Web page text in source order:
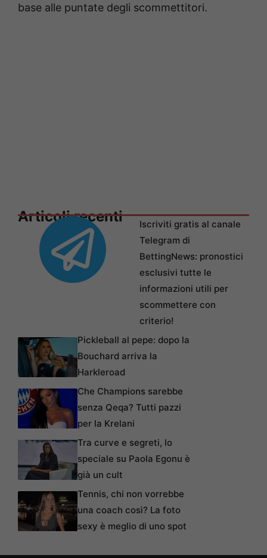
base alle puntate degli scommettitori.
Articoli recenti
Iscriviti gratis al canale
Telegram di
BettingNews: pronostici
esclusivi tutte le
informazioni utili per
scommettere con
criterio!
Pickleball al pepe: dopo la
Bouchard arriva la
Harkleroad
Che Champions sarebbe
senza Qeqa? Tutti pazzi
per la Krelani
Tra curve e segreti, lo
speciale su Paola Egonu è
già un cult
Tennis, chi non vorrebbe
una coach così? La foto
sexy è meglio di uno spot